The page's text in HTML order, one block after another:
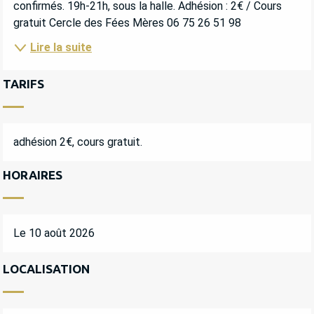
confirmés. 19h-21h, sous la halle. Adhésion : 2€ / Cours
gratuit Cercle des Fées Mères 06 75 26 51 98
Lire la suite
TARIFS
adhésion 2€, cours gratuit.
HORAIRES
Le 10 août 2026
LOCALISATION